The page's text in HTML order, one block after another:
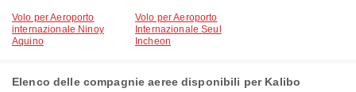
Volo per Aeroporto
internazionale Ninoy
Aquino
Volo per Aeroporto
Internazionale Seul
Incheon
Elenco delle compagnie aeree disponibili per Kalibo